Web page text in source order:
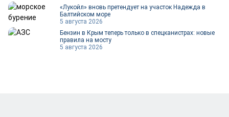
«Лукойл» вновь претендует на участок Надежда в
Балтийском море
5 августа 2026
Бензин в Крым теперь только в спецканистрах: новые
правила на мосту
5 августа 2026